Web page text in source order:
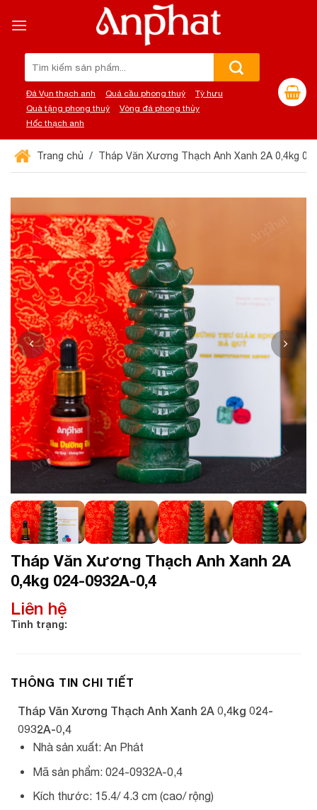
đến
Đá Vụn thạch anh Quả cầu phong thuỷ
Tỳ hưu
Quà tặng phong thuỷ
Vòng đá phong thủy
Hốc thạch anh
Trang chủ Tháp Văn Xương Thạch Anh Xanh 2A 0,4kg
Tháp Văn Xương Thạch Anh Xanh 2A
0,4kg 024-0932A-0,4
Liên hệ
Tình trạng:
THÔNG TIN CHI TIẾT
Tháp Văn Xương Thạch Anh Xanh 2A 0,4kg 024-
0932A-0,4
Nhà sản xuất: An Phát
Mã sản phẩm: 024-0932A-0,4
Kích thước: 15.4/ 4.3 cm (cao/ rộng)